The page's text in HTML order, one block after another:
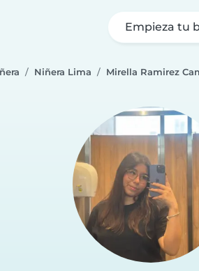
Empieza tu
Niñera Lima Mirella Ramirez